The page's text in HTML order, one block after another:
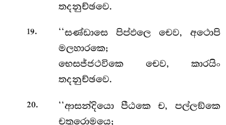
තදනුච්ඡවෙ.
19. ‘‘සණ්ඩාසෙ පිප්ඵලෙ චෙව, අථොපි
මලහාරකෙ;
භෙසජ්ජථවිකෙ චෙව, කාරයිං
තදනුච්ඡවෙ.
20.
‘‘ආසන්දියො පීඨකෙ ච, පල්ලඞ්කෙ
චතුරොමයෙ;